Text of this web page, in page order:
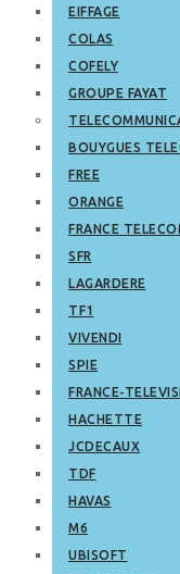
EIFFAGE
COLAS
COFELY
GROUPE FAYAT
BOUYGUES
FREE
ORANGE
FRANCE
SFR
LAGARDERE
TF1
VIVENDI
SPIE
FRANCE-
HACHETTE
JCDECAUX
TDF
HAVAS
M6
UBISOFT